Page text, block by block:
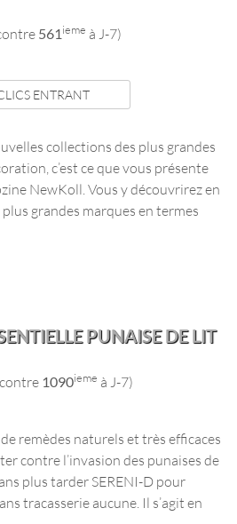
561ieme à J-7)
ENTRANT
collections des plus grandes
c’est ce que vous présente
NewKoll. Vous y découvrirez en
grandes marques en termes
PUNAISE DE LIT
contre 1090ieme à J-7)
remèdes naturels et très efficaces
contre l’invasion des punaises de
plus tarder SERENI-D pour
tracasserie aucune. Il s’agit en